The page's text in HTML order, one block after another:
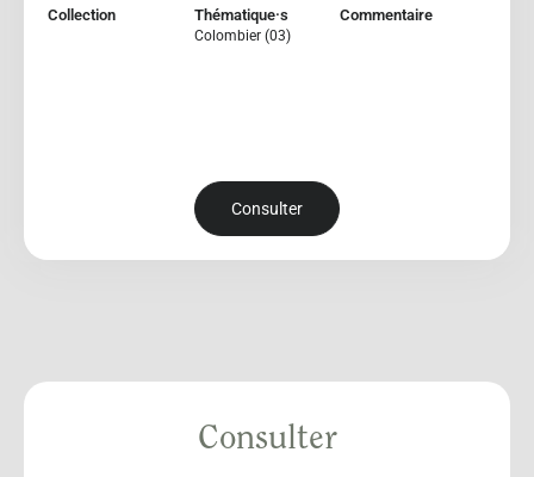
Collection Thématique·s
Colombier (03)
Commentaire
Consulter
Consulter